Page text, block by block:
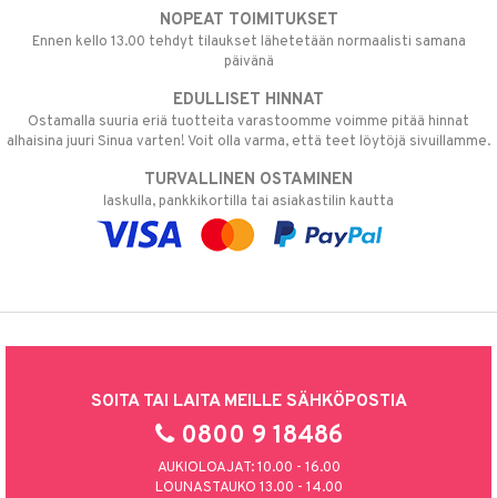
NOPEAT TOIMITUKSET
Ennen kello 13.00 tehdyt tilaukset lähetetään normaalisti samana
päivänä
EDULLISET HINNAT
Ostamalla suuria eriä tuotteita varastoomme voimme pitää hinnat
alhaisina juuri Sinua varten! Voit olla varma, että teet löytöjä sivuillamme.
TURVALLINEN OSTAMINEN
laskulla, pankkikortilla tai asiakastilin kautta
SOITA TAI LAITA MEILLE SÄHKÖPOSTIA
0800 9 18486
AUKIOLOAJAT: 10.00 - 16.00
LOUNASTAUKO 13.00 - 14.00